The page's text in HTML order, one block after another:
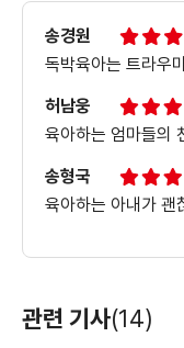
송경원
독박육아는 트라우
허남웅
육아하는 엄마들의
송형국
육아하는 아내가 괜
관련 기사(14)